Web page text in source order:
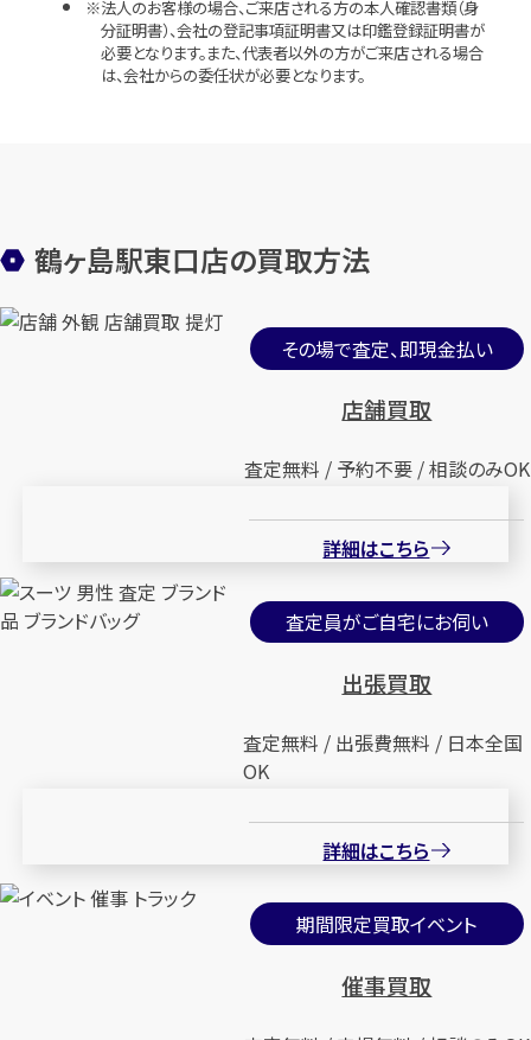
法人のお客様の場合、ご来店される方の本人確認書類（身
分証明書）、会社の登記事項証明書又は印鑑登録証明書が
必要となります。また、代表者以外の方がご来店される場合
は、会社からの委任状が必要となります。
鶴ヶ島駅東口店の買取方法
その場で査定、即現金払い
店舗買取
査定無料 / 予約不要 / 相談のみOK
詳細はこちら
査定員がご自宅にお伺い
出張買取
査定無料 / 出張費無料 / 日本全国
OK
詳細はこちら
期間限定買取イベント
催事買取